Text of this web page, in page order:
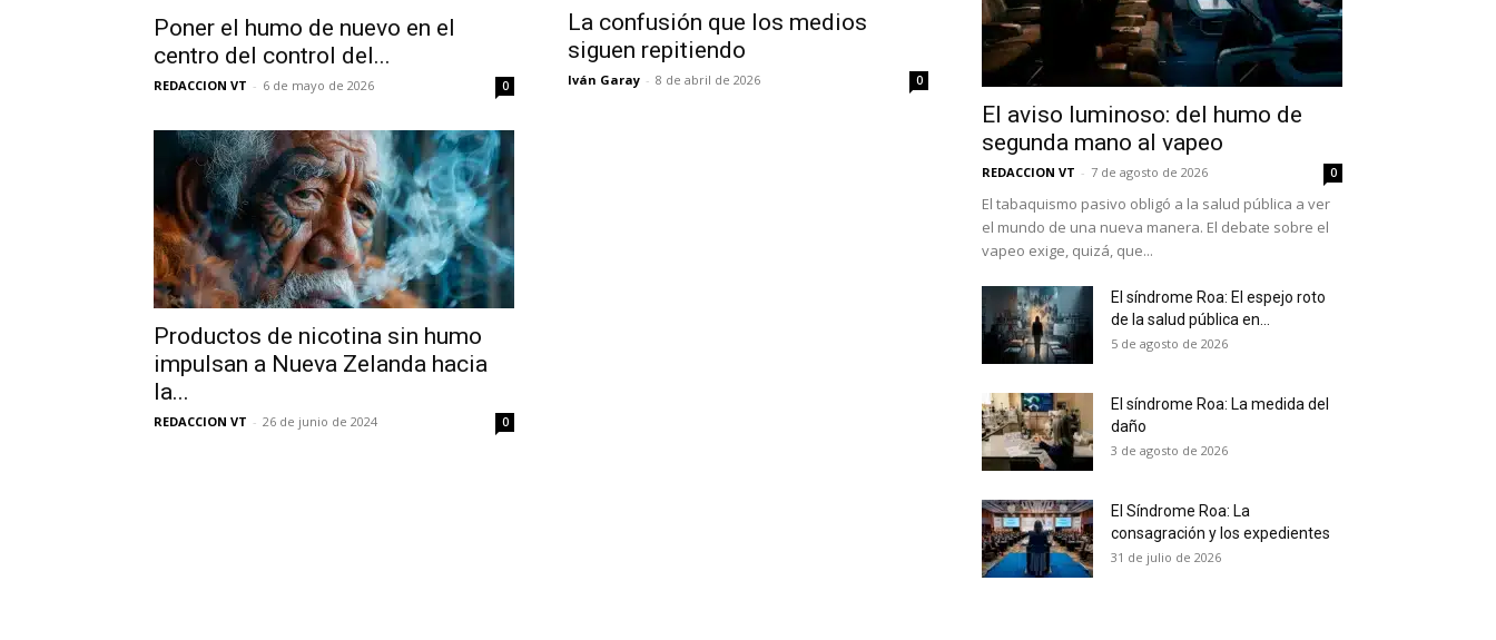
No te pierdas de las últimas
Suscríbete a nuestro boletín diario y recibe todas las
noticias del vapeo y la reducción de daños en tu correo
Subscribe to our daily clipping and receive all the news
of vaping and tobacco harm reduction in your email.
Poner el humo de nuevo en el
centro del control del...
REDACCION VT - 6 de mayo de 2026 0
La confusión que los medios
siguen repitiendo
Iván Garay - 8 de abril de 2026 0
Productos de nicotina sin humo
impulsan a Nueva Zelanda hacia
la...
REDACCION VT - 26 de junio de 2024 0
El aviso luminoso: del humo de
segunda mano al vapeo
REDACCION VT - 7 de agosto de 2026 0
El tabaquismo pasivo obligó a la salud pública a ver
el mundo de una nueva manera. El debate sobre el
vapeo exige, quizá, que...
El síndrome Roa: El espejo roto
de la salud pública en...
5 de agosto de 2026
El síndrome Roa: La medida del
daño
3 de agosto de 2026
El Síndrome Roa: La
consagración y los expedientes
31 de julio de 2026